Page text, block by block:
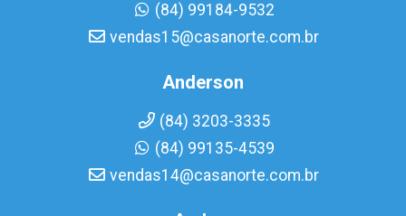
(84) 99184-9532
vendas15@casanorte.com.br
Anderson
(84) 3203-3335
(84) 99135-4539
vendas14@casanorte.com.br